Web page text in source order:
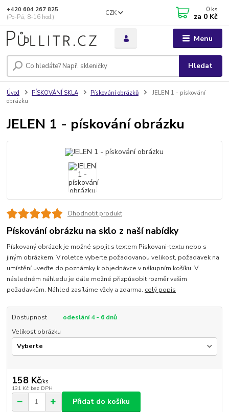
Menu
CZK
Hledat
+420 604 267 825
(Po-Pá, 8-16 hod.)
0 ks
za 0 Kč
Úvod PÍSKOVÁNÍ SKLA Pískování obrázků
JELEN 1 - pískování
obrázku
JELEN 1 - pískování obrázku
Ohodnotit produkt
Pískování obrázku na sklo z naší nabídky
Pískovaný obrázek je možné spojit s textem Piskovani-textu nebo s
jiným obrázkem. V roletce vyberte požadovanou velikost, požadavek na
umístění uveďte do poznámky k objednávce v nákupním košíku. V
následném náhledu je dále možné přizpůsobit rozměr vašim
požadavkům. Náhled zasíláme vždy a zdarma. celý popis
Dostupnost
odeslání 4 - 6 dnů
Velikost obrázku
158 Kč/ks
131 Kč bez DPH
Přidat do košíku